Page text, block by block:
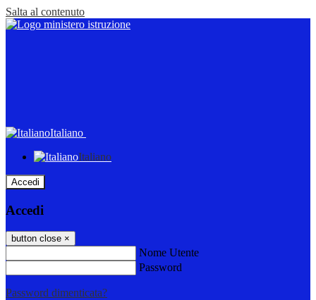
Salta al contenuto
Italiano
Italiano
Accedi
Accedi
button close ×
Nome Utente
Password
Password dimenticata?